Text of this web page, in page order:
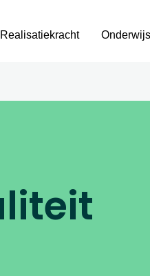
Realisatiekracht